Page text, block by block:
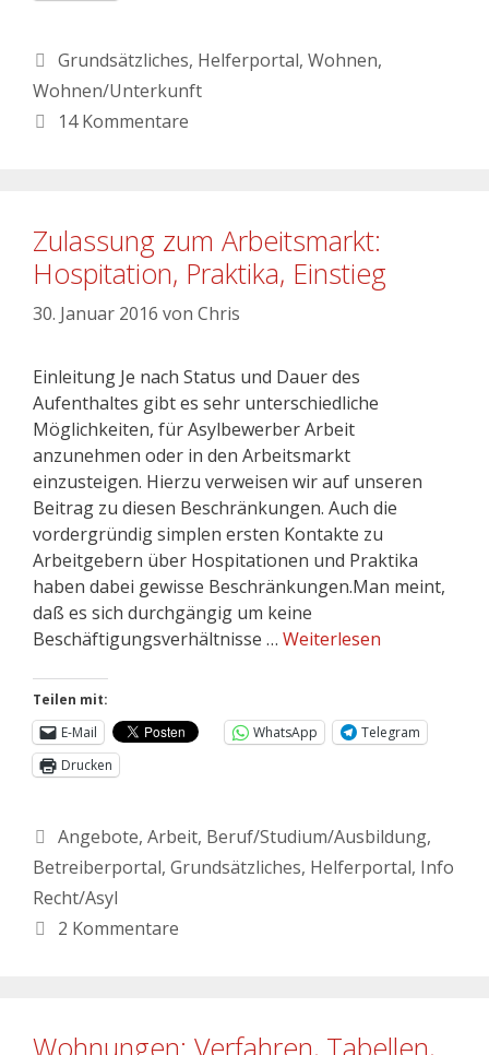
Grundsätzliches, Helferportal, Wohnen,
Wohnen/Unterkunft
14 Kommentare
Zulassung zum Arbeitsmarkt:
Hospitation, Praktika, Einstieg
30. Januar 2016 von Chris
Einleitung Je nach Status und Dauer des
Aufenthaltes gibt es sehr unterschiedliche
Möglichkeiten, für Asylbewerber Arbeit
anzunehmen oder in den Arbeitsmarkt
einzusteigen. Hierzu verweisen wir auf unseren
Beitrag zu diesen Beschränkungen. Auch die
vordergründig simplen ersten Kontakte zu
Arbeitgebern über Hospitationen und Praktika
haben dabei gewisse Beschränkungen.Man meint,
daß es sich durchgängig um keine
Beschäftigungsverhältnisse … Weiterlesen
Teilen mit:
E-Mail
WhatsApp
Telegram
Drucken
Angebote, Arbeit, Beruf/Studium/Ausbildung,
Betreiberportal, Grundsätzliches, Helferportal, Info
Recht/Asyl
2 Kommentare
Wohnungen: Verfahren, Tabellen,